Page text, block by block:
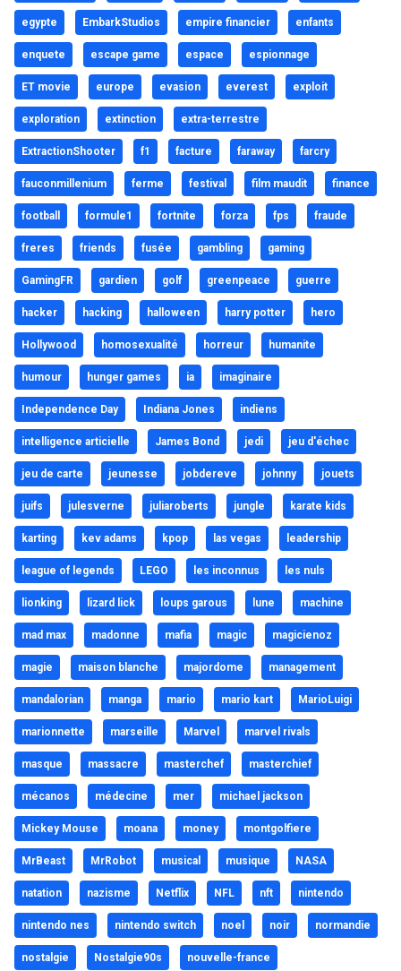
egypte EmbarkStudios empire financier enfants
enquete escape game espace espionnage
ET movie europe evasion everest exploit
exploration extinction extra-terrestre
ExtractionShooter f1 facture faraway farcry
fauconmillenium ferme festival film maudit finance
football formule1 fortnite forza fps fraude
freres friends fusée gambling gaming
GamingFR gardien golf greenpeace guerre
hacker hacking halloween harry potter hero
Hollywood homosexualité horreur humanite
humour hunger games ia imaginaire
Independence Day Indiana Jones indiens
intelligence articielle James Bond jedi jeu d'échec
jeu de carte jeunesse jobdereve johnny jouets
juifs julesverne juliaroberts jungle karate kids
karting kev adams kpop las vegas leadership
league of legends LEGO les inconnus les nuls
lionking lizard lick loups garous lune machine
mad max madonne mafia magic magicienoz
magie maison blanche majordome management
mandalorian manga mario mario kart MarioLuigi
marionnette marseille Marvel marvel rivals
masque massacre masterchef masterchief
mécanos médecine mer michael jackson
Mickey Mouse moana money montgolfiere
MrBeast MrRobot musical musique NASA
natation nazisme Netflix NFL nft nintendo
nintendo nes nintendo switch noel noir normandie
nostalgie Nostalgie90s nouvelle-france